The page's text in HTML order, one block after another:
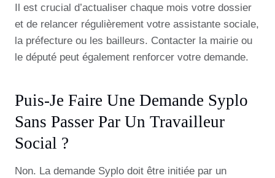
Il est crucial d’actualiser chaque mois votre dossier
et de relancer régulièrement votre assistante sociale,
la préfecture ou les bailleurs. Contacter la mairie ou
le député peut également renforcer votre demande.
Puis-Je Faire Une Demande Syplo
Sans Passer Par Un Travailleur
Social ?
Non. La demande Syplo doit être initiée par un